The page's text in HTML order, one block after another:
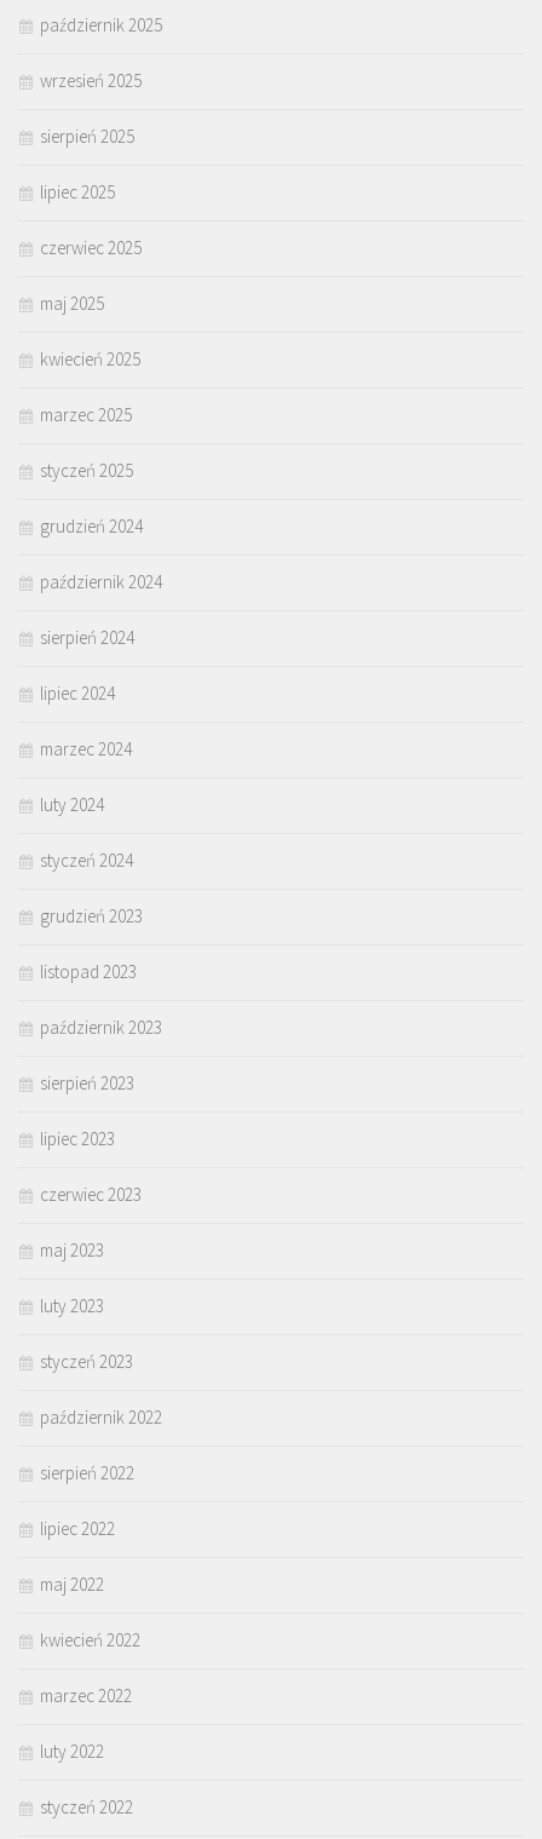
październik 2025
wrzesień 2025
sierpień 2025
lipiec 2025
czerwiec 2025
maj 2025
kwiecień 2025
marzec 2025
styczeń 2025
grudzień 2024
październik 2024
sierpień 2024
lipiec 2024
marzec 2024
luty 2024
styczeń 2024
grudzień 2023
listopad 2023
październik 2023
sierpień 2023
lipiec 2023
czerwiec 2023
maj 2023
luty 2023
styczeń 2023
październik 2022
sierpień 2022
lipiec 2022
maj 2022
kwiecień 2022
marzec 2022
luty 2022
styczeń 2022